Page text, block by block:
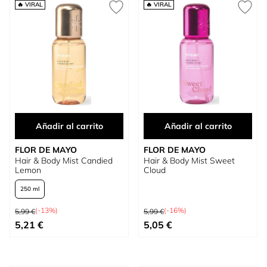
🔥 VIRAL
Añadir al carrito
FLOR DE MAYO
Hair & Body Mist Candied
Lemon
250 ml
Precio habitual
5,99 €(-13%)
Tan bajo como
5,21 €
🔥 VIRAL
Añadir al carrito
FLOR DE MAYO
Hair & Body Mist Sweet
Cloud
Precio habitual
5,99 €(-16%)
Precio especial
5,05 €